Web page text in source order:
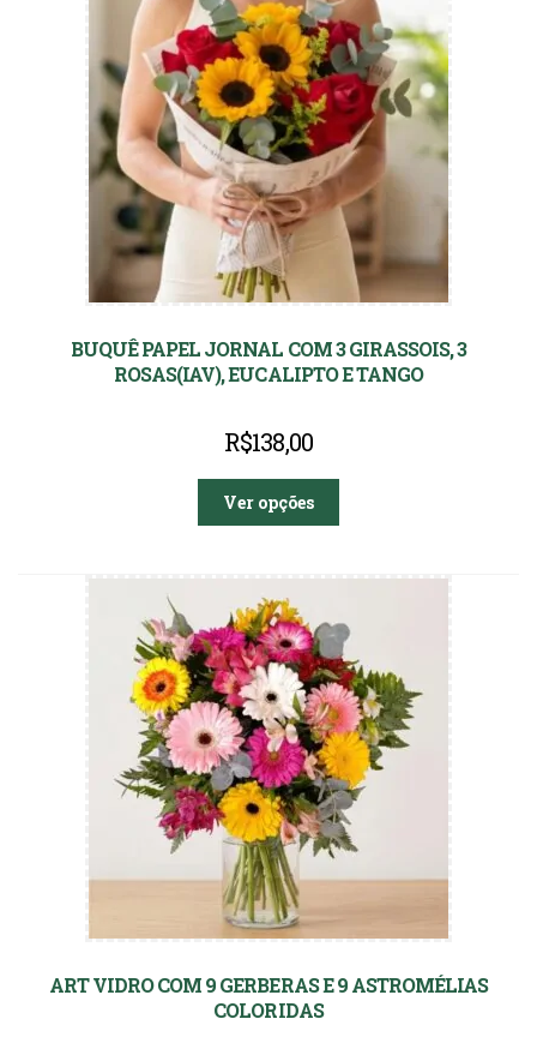
BUQUÊ PAPEL JORNAL COM 3 GIRASSOIS, 3
ROSAS(IAV), EUCALIPTO E TANGO
R$138,00
Ver opções
ART VIDRO COM 9 GERBERAS E 9 ASTROMÉLIAS
COLORIDAS